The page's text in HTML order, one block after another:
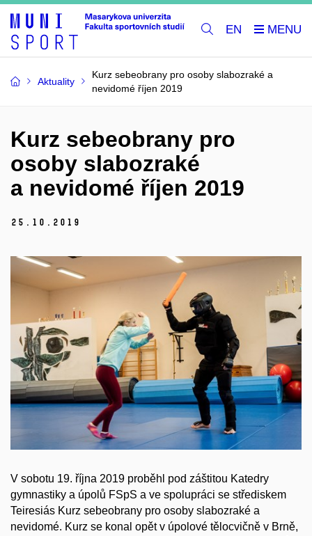
EN
Aktuality
Kurz sebeobrany pro osoby slabozraké a
nevidomé říjen 2019
Kurz sebeobrany pro
osoby slabozraké
a nevidomé říjen 2019
25. 10. 2019
V sobotu 19. října 2019 proběhl pod záštitou Katedry
gymnastiky a úpolů FSpS a ve spolupráci se střediskem
Teiresiás Kurz sebeobrany pro osoby slabozraké a
nevidomé. Kurz se konal opět v úpolové tělocvičně v Brně,